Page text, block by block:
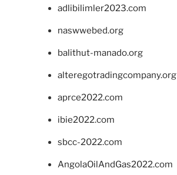
adlibilimler2023.com
naswwebed.org
balithut-manado.org
alteregotradingcompany.org
aprce2022.com
ibie2022.com
sbcc-2022.com
AngolaOilAndGas2022.com